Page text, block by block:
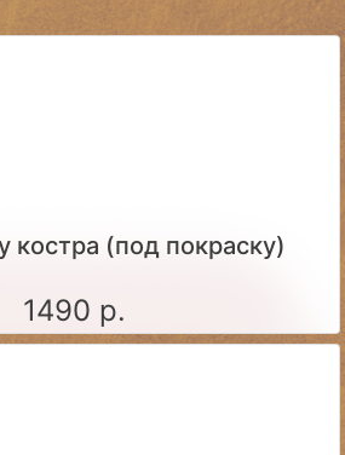
костра (под покраску)
1490 р.